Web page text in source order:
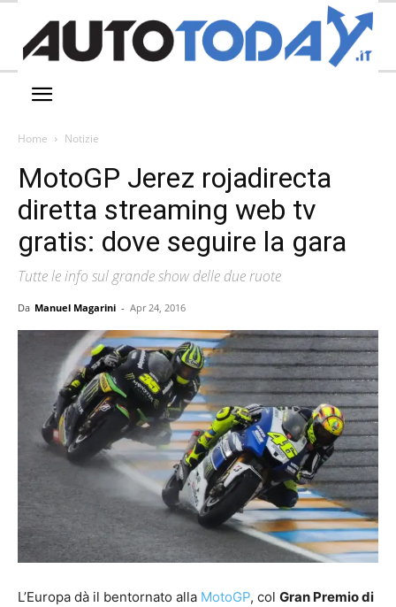
Home Notizie
MotoGP Jerez rojadirecta
diretta streaming web tv
gratis: dove seguire la gara
Tutte le info sul grande show delle due ruote
Da Manuel Magarini - Apr 24, 2016
L’Europa dà il bentornato alla MotoGP, col Gran Premio di